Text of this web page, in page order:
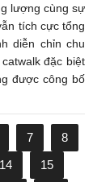
lượng cùng sự
tích cực tổng
diễn chỉn chu
đặc biệt
được công bố
7
8
14
15